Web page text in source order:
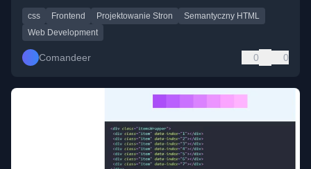
css Frontend Projektowanie Stron
Semantyczny HTML
Web Development
Comandeer 0 0